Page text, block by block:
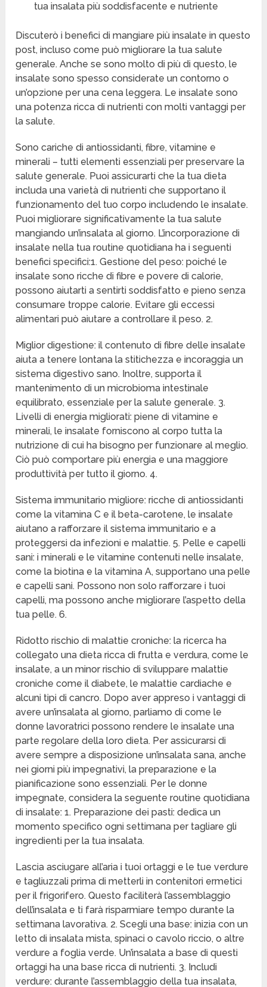
tua insalata più soddisfacente e nutriente
Discuterò i benefici di mangiare più insalate in questo
post, incluso come può migliorare la tua salute
generale. Anche se sono molto di più di questo, le
insalate sono spesso considerate un contorno o
un’opzione per una cena leggera. Le insalate sono
una potenza ricca di nutrienti con molti vantaggi per
la salute.
Sono cariche di antiossidanti, fibre, vitamine e
minerali – tutti elementi essenziali per preservare la
salute generale. Puoi assicurarti che la tua dieta
includa una varietà di nutrienti che supportano il
funzionamento del tuo corpo includendo le insalate.
Puoi migliorare significativamente la tua salute
mangiando un’insalata al giorno. L’incorporazione di
insalate nella tua routine quotidiana ha i seguenti
benefici specifici:1. Gestione del peso: poiché le
insalate sono ricche di fibre e povere di calorie,
possono aiutarti a sentirti soddisfatto e pieno senza
consumare troppe calorie. Evitare gli eccessi
alimentari può aiutare a controllare il peso. 2.
Miglior digestione: il contenuto di fibre delle insalate
aiuta a tenere lontana la stitichezza e incoraggia un
sistema digestivo sano. Inoltre, supporta il
mantenimento di un microbioma intestinale
equilibrato, essenziale per la salute generale. 3.
Livelli di energia migliorati: piene di vitamine e
minerali, le insalate forniscono al corpo tutta la
nutrizione di cui ha bisogno per funzionare al meglio.
Ciò può comportare più energia e una maggiore
produttività per tutto il giorno. 4.
Sistema immunitario migliore: ricche di antiossidanti
come la vitamina C e il beta-carotene, le insalate
aiutano a rafforzare il sistema immunitario e a
proteggersi da infezioni e malattie. 5. Pelle e capelli
sani: i minerali e le vitamine contenuti nelle insalate,
come la biotina e la vitamina A, supportano una pelle
e capelli sani. Possono non solo rafforzare i tuoi
capelli, ma possono anche migliorare l’aspetto della
tua pelle. 6.
Ridotto rischio di malattie croniche: la ricerca ha
collegato una dieta ricca di frutta e verdura, come le
insalate, a un minor rischio di sviluppare malattie
croniche come il diabete, le malattie cardiache e
alcuni tipi di cancro. Dopo aver appreso i vantaggi di
avere un’insalata al giorno, parliamo di come le
donne lavoratrici possono rendere le insalate una
parte regolare della loro dieta. Per assicurarsi di
avere sempre a disposizione un’insalata sana, anche
nei giorni più impegnativi, la preparazione e la
pianificazione sono essenziali. Per le donne
impegnate, considera la seguente routine quotidiana
di insalate: 1. Preparazione dei pasti: dedica un
momento specifico ogni settimana per tagliare gli
ingredienti per la tua insalata.
Lascia asciugare all’aria i tuoi ortaggi e le tue verdure
e tagliuzzali prima di metterli in contenitori ermetici
per il frigorifero. Questo faciliterà l’assemblaggio
dell’insalata e ti farà risparmiare tempo durante la
settimana lavorativa. 2. Scegli una base: inizia con un
letto di insalata mista, spinaci o cavolo riccio, o altre
verdure a foglia verde. Un’insalata a base di questi
ortaggi ha una base ricca di nutrienti. 3. Includi
verdure: durante l’assemblaggio della tua insalata,